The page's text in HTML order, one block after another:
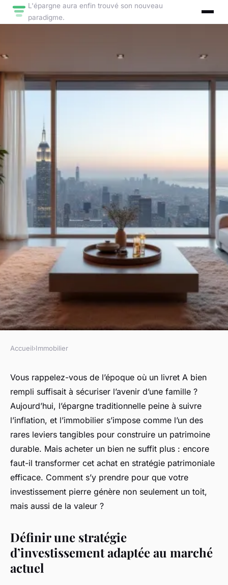
L'épargne aura enfin trouvé son nouveau
paradigme.
Optimiser votre
investissement immobilier
avec des conseils pratiques
Dulce •11/06/2026 09:53 •13 min de lecture
Accueil›Immobilier
Vous rappelez-vous de l’époque où un livret A bien
rempli suffisait à sécuriser l’avenir d’une famille ?
Aujourd’hui, l’épargne traditionnelle peine à suivre
l’inflation, et l’immobilier s’impose comme l’un des
rares leviers tangibles pour construire un patrimoine
durable. Mais acheter un bien ne suffit plus : encore
faut-il transformer cet achat en stratégie patrimoniale
efficace. Comment s’y prendre pour que votre
investissement pierre génère non seulement un toit,
mais aussi de la valeur ?
Définir une stratégie
d’investissement adaptée au marché
actuel